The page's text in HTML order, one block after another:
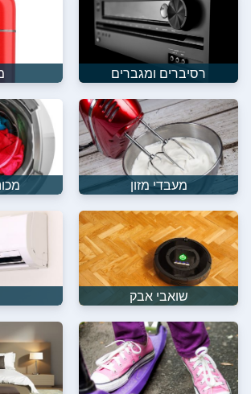
רסיברים ומגברים
מעבדי מזון
שואבי אבק